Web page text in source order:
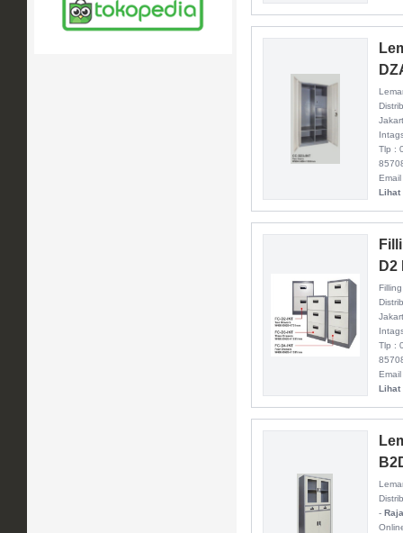
Tlp :
Lihat
D2
Tlp :
Lihat
-